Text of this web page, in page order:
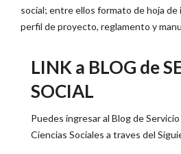
social; entre ellos formato de hoja
perfil de proyecto, reglamento y
LINK a BLOG de
SOCIAL
Puedes ingresar al Blog de
Ciencias Sociales a traves del